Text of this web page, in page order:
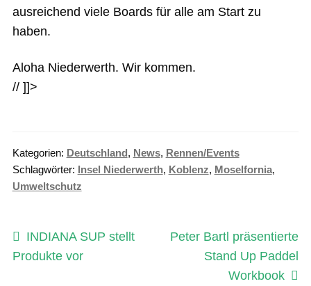
ausreichend viele Boards für alle am Start zu
haben.
Aloha Niederwerth. Wir kommen.
// ]]>
Kategorien: Deutschland, News, Rennen/Events
Schlagwörter: Insel Niederwerth, Koblenz, Moselfornia,
Umweltschutz
Beitragsnavigation
Vorheriger
Beitrag:
INDIANA SUP stellt
Produkte vor
Nächster
Beitrag:
Peter Bartl präsentierte
Stand Up Paddel
Workbook